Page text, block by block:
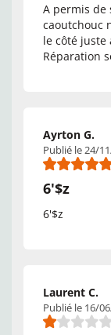
A permis de
caoutchouc
le côté juste
Réparation
Ayrton G.
Publié le 24/
6'$z
6'$z
Laurent C.
Publié le 16/